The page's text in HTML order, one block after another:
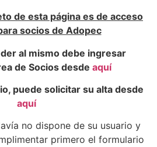
de esta página es de acceso
socios de Adopec
al mismo debe ingresar
de Socios desde aquí
puede solicitar su alta desde
aquí
no dispone de su usuario y
primero el formulario